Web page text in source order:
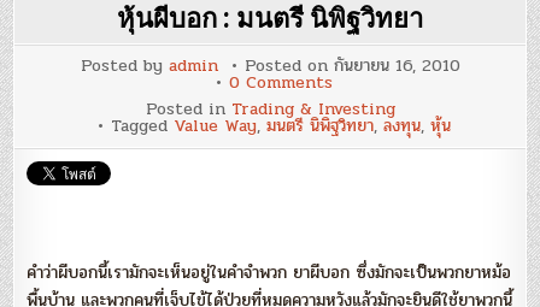
หุ้นผีบอก : มนตรี นิพิฐวิทยา
Posted by admin Posted on กันยายน 16, 2010
0 Commentson
ผี
บอก
:
Posted in Trading & Investing
Tagged Value Way, มนตรี นิพิฐวิทยา, ลงทุน, หุ้น
คำว่าผีบอกนี้เรามักจะเห็นอยู่ในคำจำพวก ยาผีบอก ซึ่งมักจะเป็นพวกยาหม้อ
พื้นบ้าน และพวกคนที่เจ็บไข้ได้ป่วยที่หมดความหวังแล้วมักจะยินดีใช้ยาพวกนี้